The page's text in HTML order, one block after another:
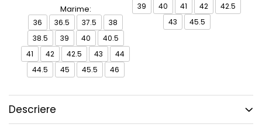
Marime:
36 36.5 37.5
38
38.5
39 40
40.5
41
42 42.5 43
44
44.5
45 45.5 46
39 40 41 42
42.5
43
45.5
Descriere